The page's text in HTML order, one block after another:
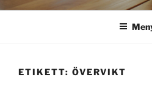
ETIKETT: ÖVERVIKT